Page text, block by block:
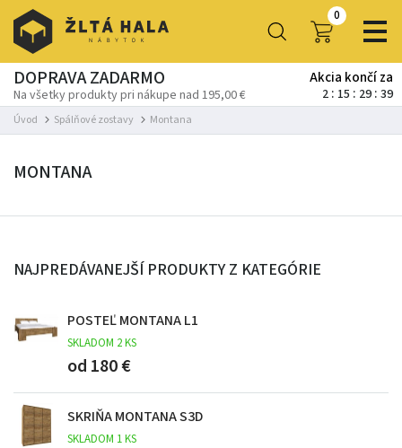
0
DOPRAVA ZADARMO
Na všetky produkty pri nákupe nad 195,00 €
Akcia končí za
2 15 29 38
Úvod Spálňové zostavy Montana
MONTANA
NAJPREDÁVANEJŠÍ PRODUKTY Z KATEGÓRIE
POSTEĽ MONTANA L1
SKLADOM 2 KS
od 180 €
SKRIŇA MONTANA S3D
SKLADOM 1 KS